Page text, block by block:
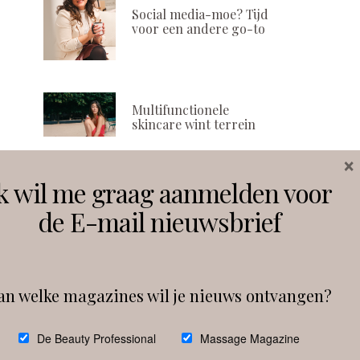
Social media-moe? Tijd
voor een andere go-to
Multifunctionele
skincare wint terrein
Volg ons
Follow on Instagram
wil me graag aanmelden voor
de E-mail nieuwsbrief
welke magazines wil je nieuws ontvangen?
De Beauty Professional Massage Magazine
×